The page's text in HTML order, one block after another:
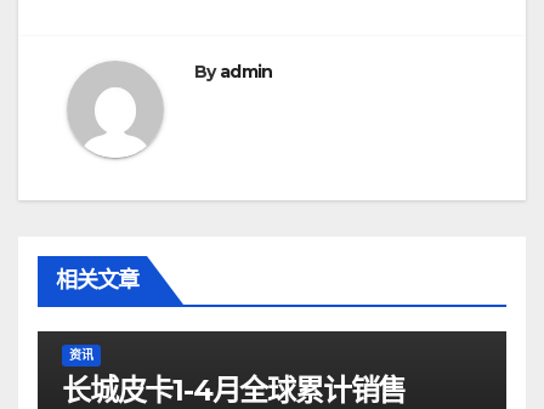
Byadmin
相关文章
资讯
长城皮卡1-4月全球累计销售